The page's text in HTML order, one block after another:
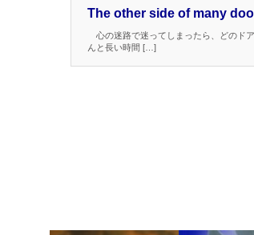
The other side of many
心の迷路で迷ってしまったら、どのド
んと長い時間 […]